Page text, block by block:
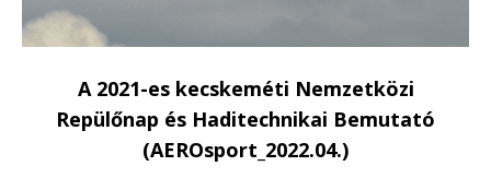
A 2021-es kecskeméti Nemzetközi
Repülőnap és Haditechnikai Bemutató
(AEROsport_2022.04.)